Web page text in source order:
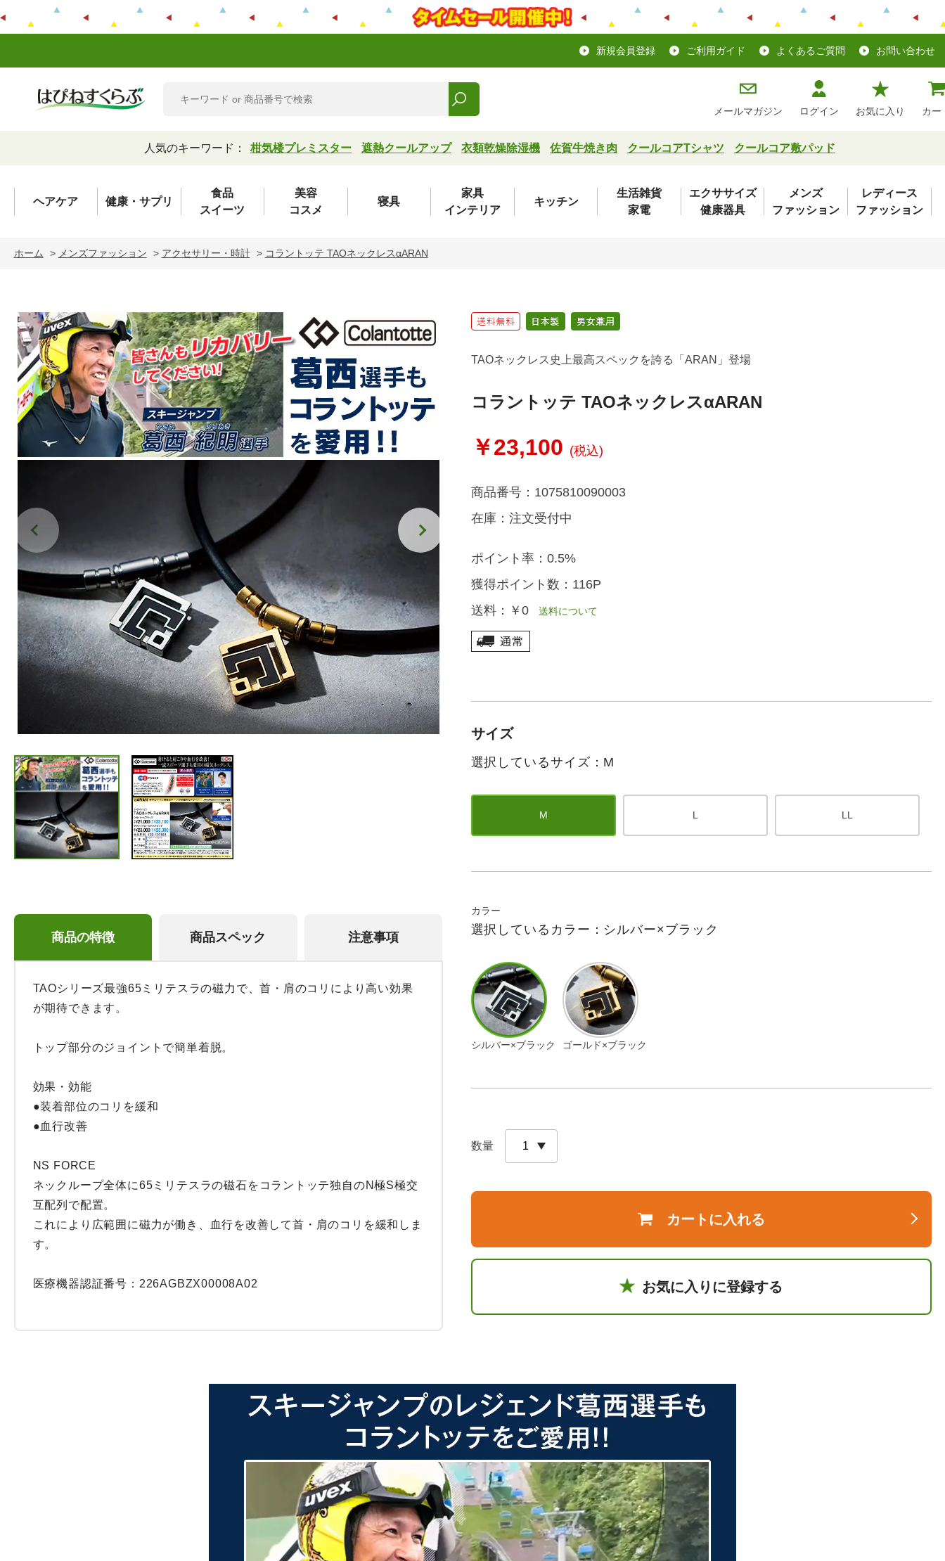
新規会員登録 ご利用ガイド よくあるご質問 お問い合わせ
メールマガジン ログイン お気に入り カー
人気のキーワード： 柑気楼プレミスター 遮熱クールアップ 衣類乾燥除湿機 佐賀牛焼き肉 クールコアTシャツ クールコア敷パッド
ヘアケア 健康・サプリ
食品
スイーツ
美容
コスメ
寝具
家具
インテリア
キッチン
生活雑貨
家電
エクササイズ
健康器具
メンズ
ファッション
レディース
ファッション
ホーム > メンズファッション > アクセサリー・時計 > コラントッテ TAOネックレスαARAN
商品の特徴 商品スペック 注意事項
TAOシリーズ最強65ミリテスラの磁力で、首・肩のコリにより高い効果
が期待できます。
トップ部分のジョイントで簡単着脱。
効果・効能
●装着部位のコリを緩和
●血行改善
NS FORCE
ネックループ全体に65ミリテスラの磁石をコラントッテ独自のN極S極交
互配列で配置。
これにより広範囲に磁力が働き、血行を改善して首・肩のコリを緩和しま
す。
医療機器認証番号：226AGBZX00008A02
TAOネックレス史上最高スペックを誇る「ARAN」登場
コラントッテ TAOネックレスαARAN
￥23,100 (税込)
商品番号： 1075810090003
在庫： 注文受付中
ポイント率： 0.5%
獲得ポイント数： 116P
送料： ￥0送料について
サイズ
選択しているサイズ：M
M L LL
カラー
選択しているカラー：シルバー×ブラック
シルバー×ブラック ゴールド×ブラック
数量
カートに入れる
お気に入りに登録する